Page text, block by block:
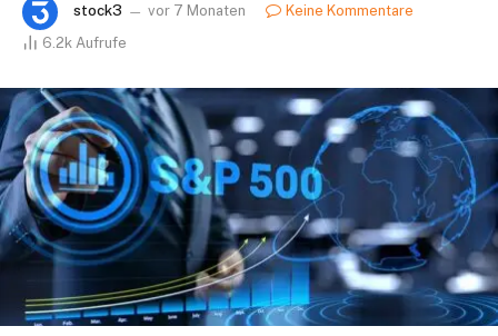
stock3 vor 7 Monaten
Keine Kommentare
6.2k Aufrufe